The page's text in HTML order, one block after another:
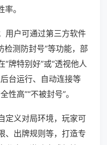
。
用户可通过第三方软件
检测防封号”等功能，部
牌特别好”或“透视他人
台运行、自动连接等
性高”“不被封号”。
定义对局环境，玩家可
、出牌规则等，打造专